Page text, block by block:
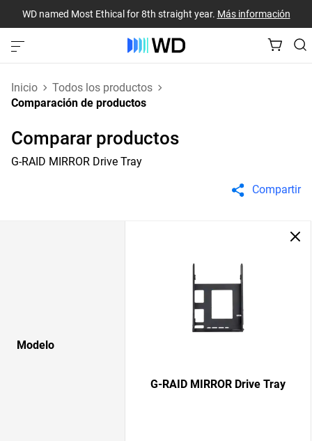
WD named Most Ethical for 8th straight year. Más información
Inicio
Todos los productos
Comparación de productos
Comparar productos
G-RAID MIRROR Drive Tray
Compartir
Modelo
G-RAID MIRROR Drive Tray